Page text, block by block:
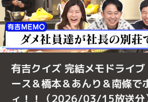
有吉クイズ 完結メモドライ
ース＆橋本＆あんり＆南條で
ィ！！（2026/03/15放送分